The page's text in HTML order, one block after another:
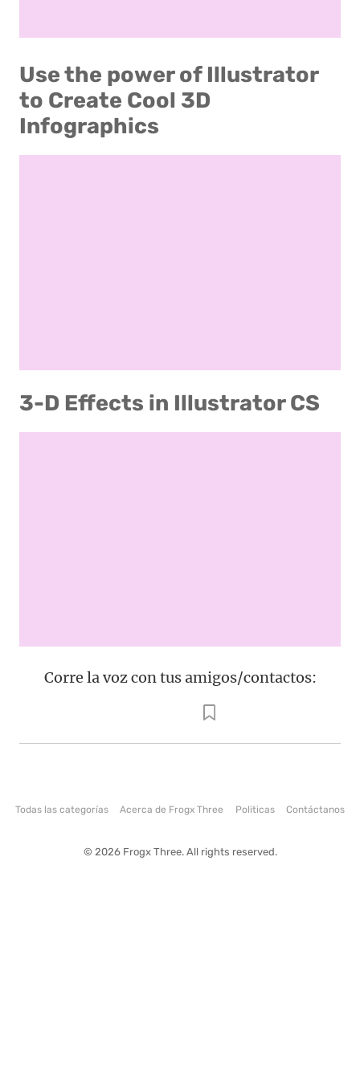
Use the power of Illustrator
to Create Cool 3D
Infographics
3-D Effects in Illustrator CS
Corre la voz con tus amigos/contactos:
Todas las categorías Acerca de Frogx Three Politicas Contáctanos
© 2026 Frogx Three. All rights reserved.